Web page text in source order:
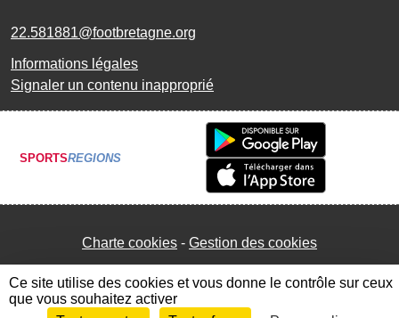
22.581881@footbretagne.org
Informations légales
Signaler un contenu inapproprié
SPORTSREGIONS
Charte cookies Gestion des cookies
Ce site utilise des cookies et vous donne le contrôle sur ceux
que vous souhaitez activer